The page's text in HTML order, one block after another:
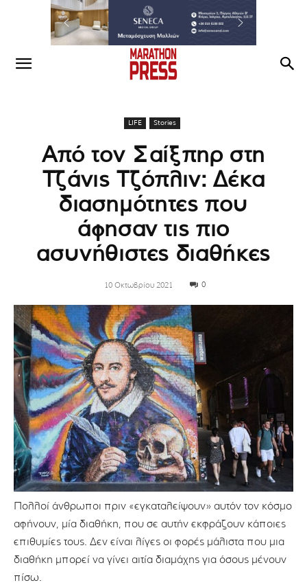
LIFE Stories
Από τον Σαίξπηρ στη
Τζάνις Τζόπλιν: Δέκα
διασημότητες που
άφησαν τις πιο
ασυνήθιστες διαθήκες
10 Οκτωβρίου 2021 0
Πολλοί άνθρωποι πριν «εγκαταλείψουν» αυτόν τον κόσμο
αφήνουν, μία διαθήκη, που σε αυτήν εκφράζουν κάποιες
επιθυμίες τους. Δεν είναι λίγες οι φορές μάλιστα που μια
διαθήκη μπορεί να γίνει αιτία διαμάχης για όσους μένουν
πίσω.